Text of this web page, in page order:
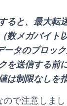
ると、最大転
数メガバイト
タのブロッ
を送信する前
は制限なしを
ので注意しまし